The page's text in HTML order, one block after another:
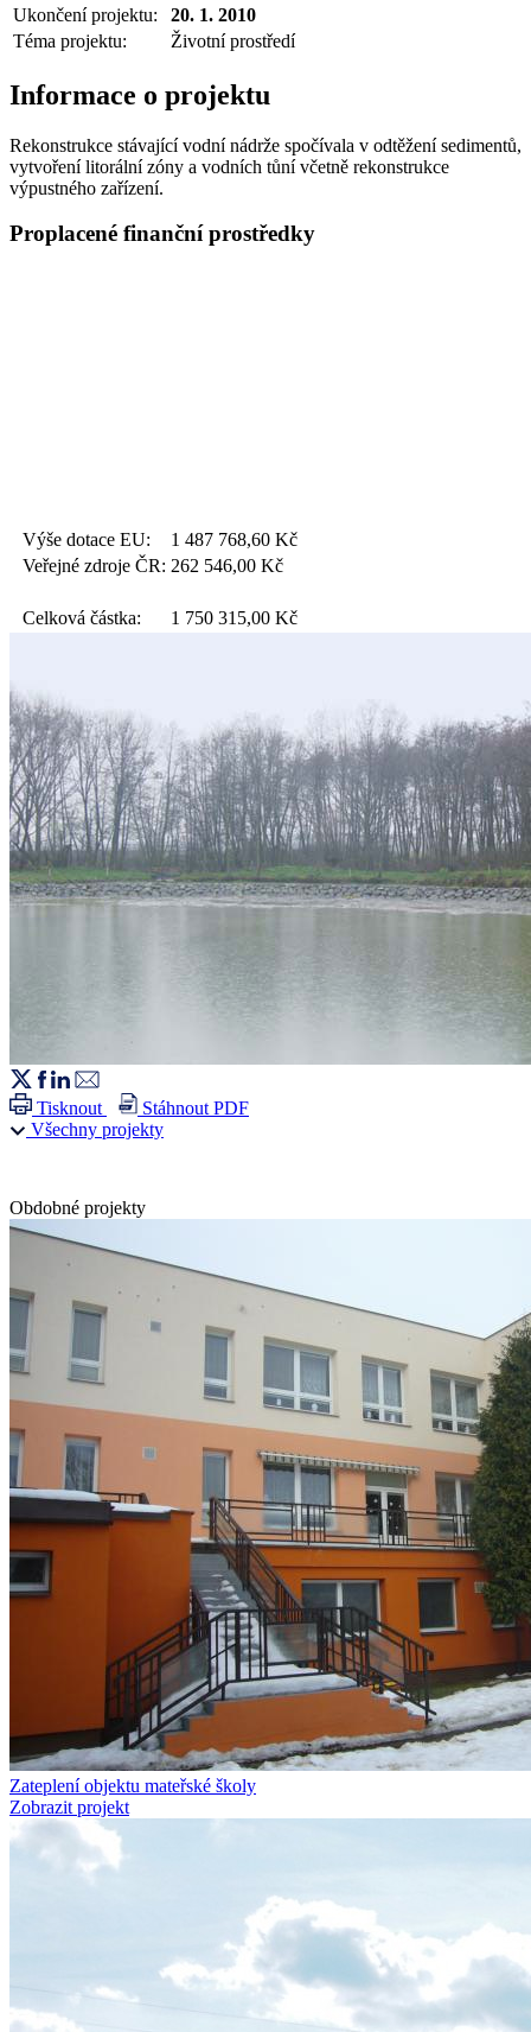
Ukončení projektu:
20. 1. 2010
Téma projektu:
Životní prostředí
Informace o projektu
Rekonstrukce stávající vodní nádrže spočívala v odtěžení sedimentů,
vytvoření litorální zóny a vodních tůní včetně rekonstrukce
výpustného zařízení.
Proplacené finanční prostředky
Výše dotace EU: 1 487 768,60 Kč
Veřejné zdroje ČR: 262 546,00 Kč
Celková částka: 1 750 315,00 Kč
Tisknout
Stáhnout PDF
Všechny projekty
Obdobné projekty
Zateplení objektu mateřské školy
Zobrazit projekt